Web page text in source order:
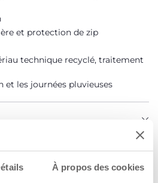
À propos des cookies
et protection de zip
technique recyclé, traitement
et les journées pluvieuses